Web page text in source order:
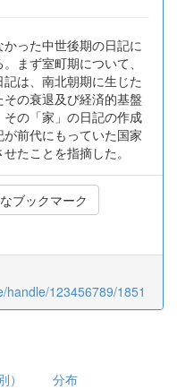
った中世後期の日記に
まず室町期について、
は、南北朝期に生じた
の衰退及び経済的基盤
の「家」の日記の作成
前代にもっていた国家
たことを指摘した。
ブックマーク
handle/123456789/1851
） 分布